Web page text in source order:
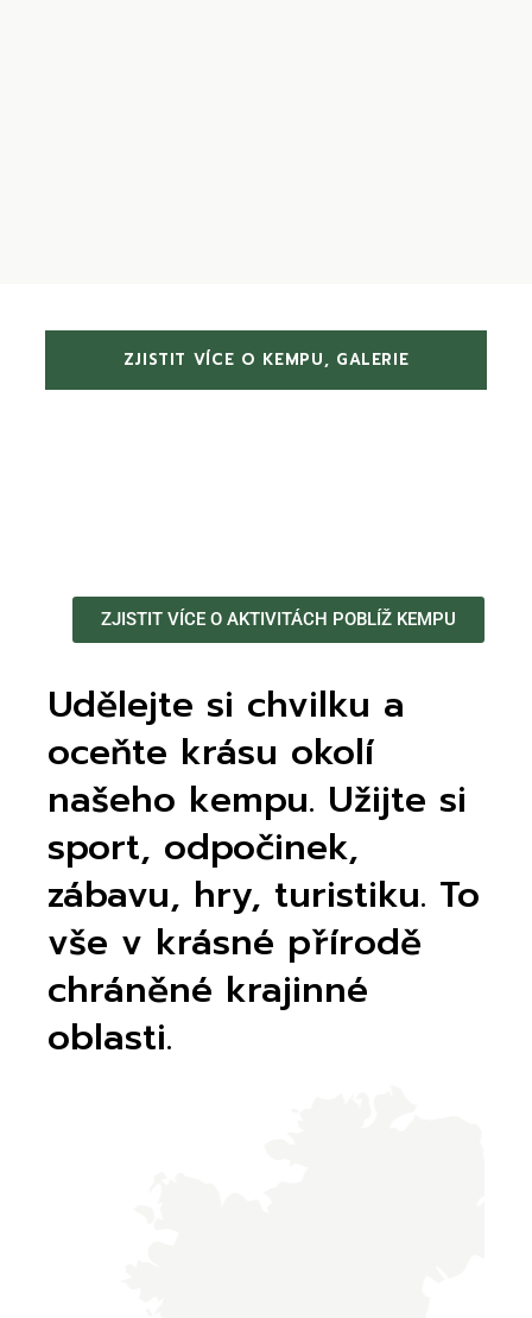
ZJISTIT VÍCE O KEMPU, GALERIE
ZJISTIT VÍCE O AKTIVITÁCH POBLÍŽ KEMPU
Udělejte si chvilku a
oceňte krásu okolí
našeho kempu. Užijte si
sport, odpočinek,
zábavu, hry, turistiku. To
vše v krásné přírodě
chráněné krajinné
oblasti.